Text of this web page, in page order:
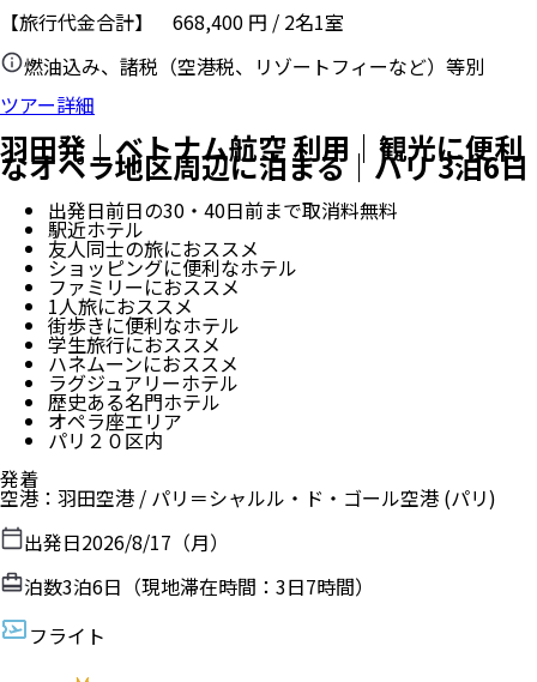
【旅行代金合計】 668,400 円 / 2名1室
燃油込み、諸税（空港税、リゾートフィーなど）等別
ツアー詳細
羽田発｜ベトナム航空 利用｜観光に便利
なオペラ地区周辺に泊まる｜パリ 3泊6日
出発日前日の30・40日前まで取消料無料
駅近ホテル
友人同士の旅におススメ
ショッピングに便利なホテル
ファミリーにおススメ
1人旅におススメ
街歩きに便利なホテル
学生旅行におススメ
ハネムーンにおススメ
ラグジュアリーホテル
歴史ある名門ホテル
オペラ座エリア
パリ２０区内
発着
空港 ： 羽田空港 / パリ＝シャルル・ド・ゴール空港 (パリ)
出発日2026/8/17（月）
泊数3泊6日（現地滞在時間： 3日7時間）
フライト